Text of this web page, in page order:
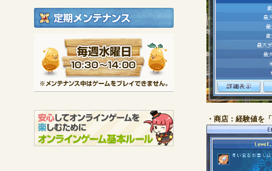
定期メンテナンス
毎週水曜日 10:30
※メンテナンス中は
・商店：経験値を